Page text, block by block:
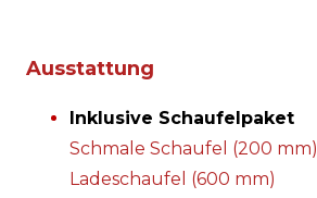
Ausstattung
Inklusive Schaufelpaket
Schmale Schaufel (200 mm)
Ladeschaufel (600 mm)